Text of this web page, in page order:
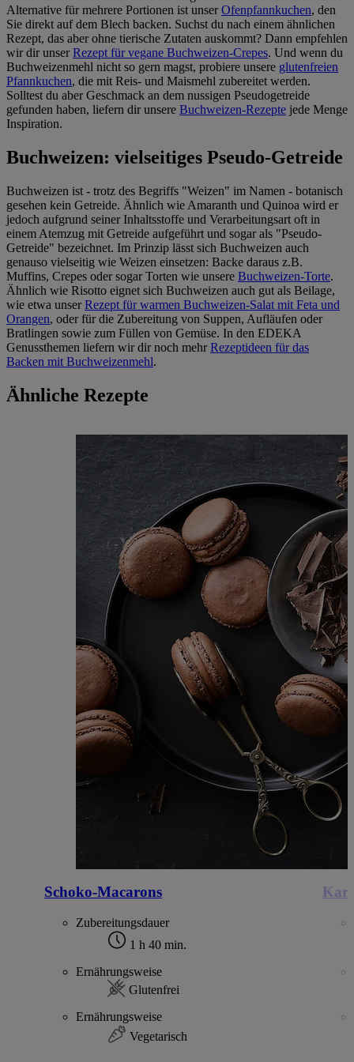
Alternative für mehrere Portionen ist unserOfenpfannkuchen, den
Sie direkt auf dem Blech backen. Suchst du nach einem ähnlichen
Rezept, das aber ohne tierische Zutaten auskommt? Dann empfehlen
wir dir unserRezept für vegane Buchweizen-Crepes. Und wenn du
Buchweizenmehl nicht so gern magst, probiere unsere glutenfreien
Pfannkuchen, die mit Reis- und Maismehl zubereitet werden.
Solltest du aber Geschmack an dem nussigen Pseudogetreide
gefunden haben, liefern dir unsere Buchweizen-Rezepte jede Menge
Inspiration.
Buchweizen: vielseitiges Pseudo-Getreide
Buchweizen ist - trotz des Begriffs "Weizen" im Namen - botanisch
gesehen kein Getreide. Ähnlich wie Amaranth und Quinoa wird er
jedoch aufgrund seiner Inhaltsstoffe und Verarbeitungsart oft in
einem Atemzug mit Getreide aufgeführt und sogar als "Pseudo-
Getreide" bezeichnet. Im Prinzip lässt sich Buchweizen auch
genauso vielseitig wie Weizen einsetzen: Backe daraus z.B.
Muffins, Crepes oder sogar Torten wie unsere Buchweizen-Torte.
Ähnlich wie Risotto eignet sich Buchweizen auch gut als Beilage,
wie etwa unserRezept für warmen Buchweizen-Salat mit Feta und
Orangen, oder für die Zubereitung von Suppen, Aufläufen oder
Bratlingen sowie zum Füllen von Gemüse. In den EDEKA
Genussthemen liefern wir dir noch mehrRezeptideen für das
Backen mit Buchweizenmehl.
Ähnliche Rezepte
Schoko-Macarons
Zubereitungsdauer
1 h 40 min.
Ernährungsweise
Glutenfrei
Ernährungsweise
Vegetarisch